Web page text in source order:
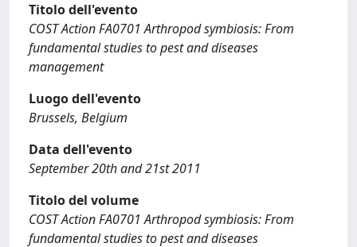
Titolo dell'evento
COST Action FA0701 Arthropod symbiosis: From
fundamental studies to pest and diseases
management
Luogo dell'evento
Brussels, Belgium
Data dell'evento
September 20th and 21st 2011
Titolo del volume
COST Action FA0701 Arthropod symbiosis: From
fundamental studies to pest and diseases